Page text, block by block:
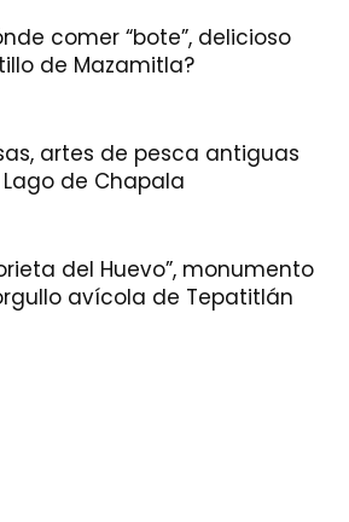
comer “bote”, delicioso
de Mazamitla?
artes de pesca antiguas
de Chapala
del Huevo”, monumento
avícola de Tepatitlán